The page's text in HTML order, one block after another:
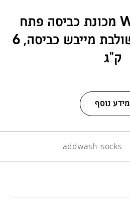
WD90K6B10O מכונת כביסה פתח
קידמי, 9 ק"ג משולבת מייבש כביסה, 6
ק"ג
מידע נוסף
addwash-socks